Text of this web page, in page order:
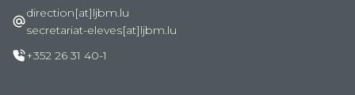
direction[at]ljbm.lu
secretariat-eleves[at]ljbm.lu
+352 26 31 40-1